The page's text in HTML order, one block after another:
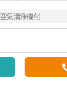
空気清浄機付